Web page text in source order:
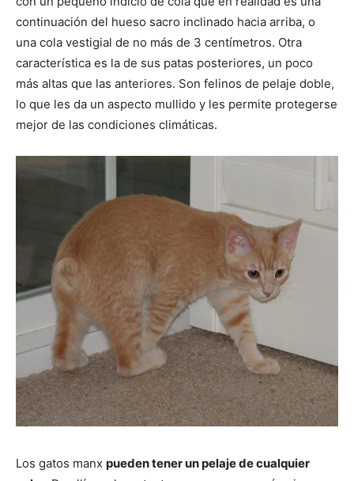
continuación del hueso sacro inclinado hacia arriba, o
una cola vestigial de no más de 3 centímetros. Otra
característica es la de sus patas posteriores, un poco
más altas que las anteriores. Son felinos de pelaje doble,
lo que les da un aspecto mullido y les permite protegerse
mejor de las condiciones climáticas.
Los gatos manx pueden tener un pelaje de cualquier